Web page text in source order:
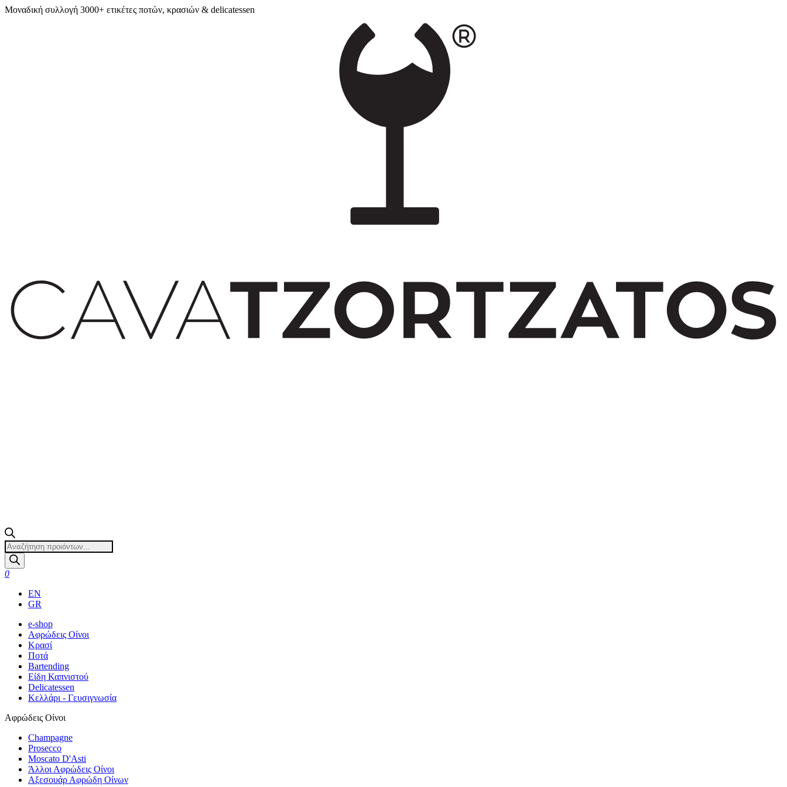
Μοναδική συλλογή 3000+ ετικέτες ποτών, κρασιών & delicatessen
Products
search
0
EN
GR
e-shop
Αφρώδεις Οίνοι
Κρασί
Ποτά
Bartending
Είδη Καπνιστού
Delicatessen
Κελλάρι - Γευσιγνωσία
Αφρώδεις Οίνοι
Champagne
Prosecco
Moscato D'Asti
Άλλοι Αφρώδεις Οίνοι
Αξεσουάρ Αφρώδη Οίνων